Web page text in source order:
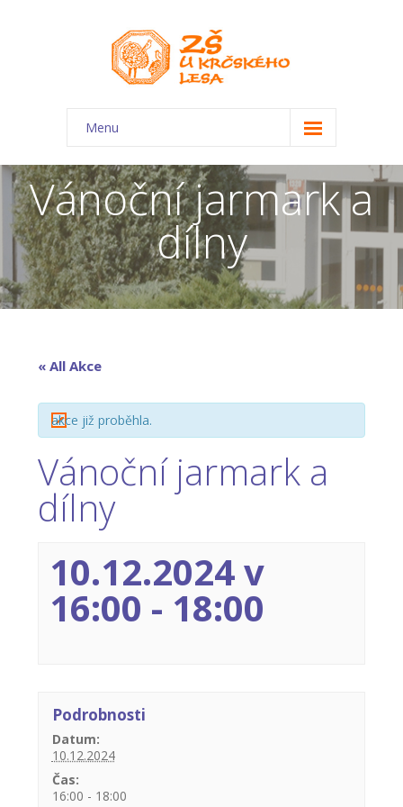
Menu
O škole
-- Charakteristika školy
-- Plán školního roku
-- Dokumenty
-- Inspekční zpráva
Pedagogický sbor
-- Vedení školy
-- Netřídní učitelé
-- Vychovatelé
---- Speciální pedagog
Vánoční jarmark a
dílny
« All Akce
akce již proběhla.
Vánoční jarmark a
dílny
10.12.2024 v
16:00 - 18:00
Podrobnosti
Datum:
10.12.2024
Čas:
16:00 - 18:00